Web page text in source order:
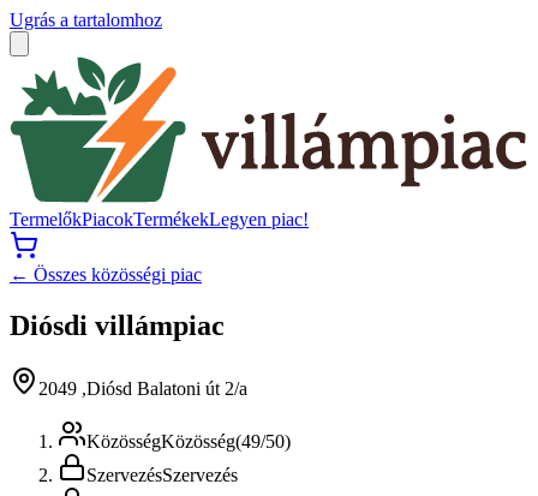
Ugrás a tartalomhoz
TermelőkPiacokTermékekLegyen piac!
← Összes közösségi piac
Diósdi villámpiac
2049 ,Diósd Balatoni út 2/a
KözösségKözösség(49/50)
SzervezésSzervezés